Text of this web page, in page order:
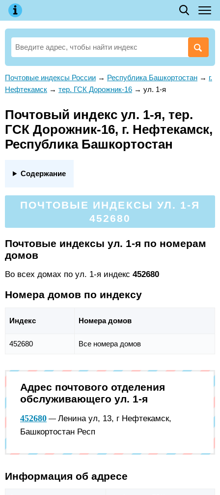
Почтовые индексы России → Республика Башкортостан → г.
Нефтекамск → тер. ГСК Дорожник-16 → ул. 1-я
Почтовый индекс ул. 1-я, тер.
ГСК Дорожник-16, г. Нефтекамск,
Республика Башкортостан
Содержание
ПОЧТОВЫЕ ИНДЕКСЫ УЛ. 1-Я
452680
Почтовые индексы ул. 1-я по номерам
домов
Во всех домах по ул. 1-я индекс 452680
Номера домов по индексу
Индекс Номера домов
452680 Все номера домов
Адрес почтового отделения
обслуживающего ул. 1-я
452680 — Ленина ул, 13, г Нефтекамск,
Башкортостан Респ
Информация об адресе